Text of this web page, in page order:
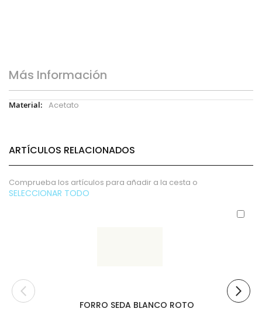
Más Información
Más
Acetato
ARTÍCULOS RELACIONADOS
Comprueba los artículos para añadir a la cesta o
SELECCIONAR TODO
FORRO SEDA BLANCO ROTO